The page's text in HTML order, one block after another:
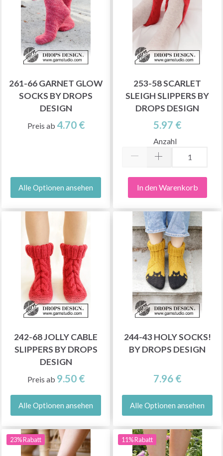
261-66 GARNET GLOW
SOCKS BY DROPS
DESIGN
Preis ab 4.70 €
Alle Optionen ansehen
253-58 SCARLET
SLEIGH SLIPPERS BY
DROPS DESIGN
5.97 €
Anzahl
In den Warenkorb
242-68 JOLLY CABLE
SLIPPERS BY DROPS
DESIGN
Preis ab 9.50 €
Alle Optionen ansehen
244-43 HOLY SOCKS!
BY DROPS DESIGN
7.96 €
Alle Optionen ansehen
23% Rabatt 11% Rabatt